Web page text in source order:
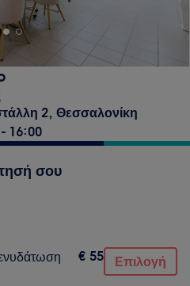
2, Θεσσαλονίκη
16:00
σου
€ 55 Επιλογή